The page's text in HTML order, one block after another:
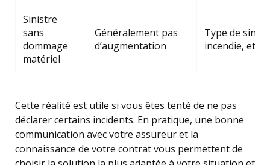
Sinistre
sans
dommage
matériel
Généralement pas
d’augmentation
Type de
incendie, etc.)
Cette réalité est utile si vous êtes tenté de ne pas
déclarer certains incidents. En pratique, une bonne
communication avec votre assureur et la
connaissance de votre contrat vous permettent de